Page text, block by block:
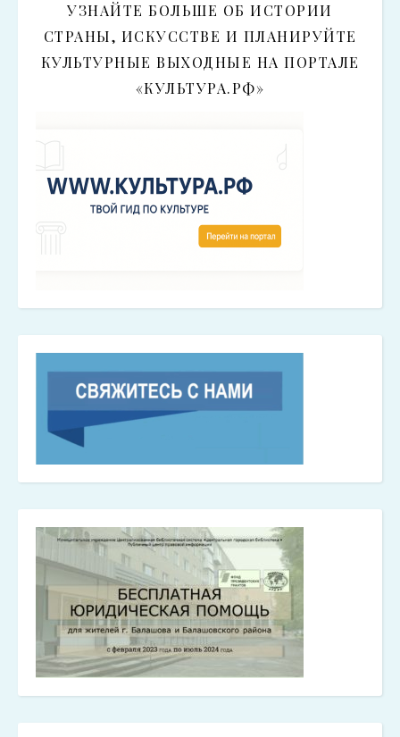
УЗНАЙТЕ БОЛЬШЕ ОБ ИСТОРИИ
СТРАНЫ, ИСКУССТВЕ И ПЛАНИРУЙТЕ
КУЛЬТУРНЫЕ ВЫХОДНЫЕ НА ПОРТАЛЕ
«КУЛЬТУРА.РФ»